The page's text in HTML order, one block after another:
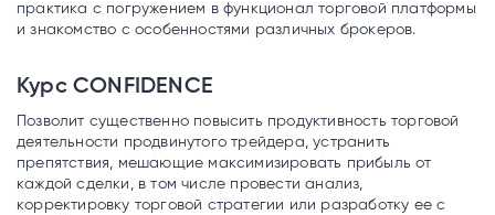
практика с погружением в функционал торговой платформы
и знакомство с особенностями различных брокеров.
Курс CONFIDENCE
Позволит существенно повысить продуктивность торговой
деятельности продвинутого трейдера, устранить
препятствия, мешающие максимизировать прибыль от
каждой сделки, в том числе провести анализ,
корректировку торговой стратегии или разработку ее с